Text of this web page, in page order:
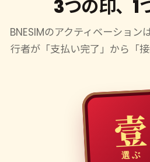
3つの印、1
BNESIMのアクティベーション
行者が「支払い完了」から「接
壹
選ぶ